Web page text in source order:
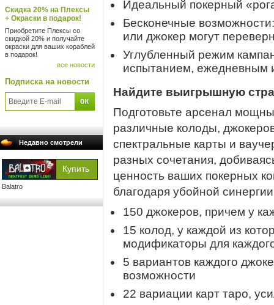
Скидка 20% на Плексы
+ Окраски в подарок!
Приобретите Плексы со
скидкой 20% и получайте
окраски для ваших кораблей
в подарок!
все новости
Подписка на новости
Недавно смотрели
Balatro
Идеальный покерный
Бесконечные
или джокер могут
Углубленный режим
испытанием, ежедневным
Найдите выигрышную
Подготовьте арсенал
различные колоды,
спектральные карты и
разных сочетания,
ценность ваших покерных
благодаря убойной
150 джокеров, причем у
15 колод, у каждой из
модификаторы для
5 вариантов каждого
возможности
22 вариации карт таро,